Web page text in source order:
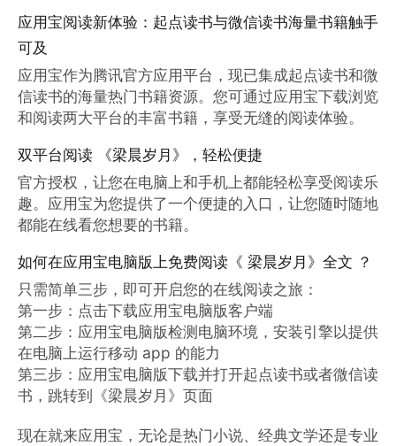
应用宝阅读新体验：起点读书与微信读书海量书籍触手
可及
应用宝作为腾讯官方应用平台，现已集成起点读书和微
信读书的海量热门书籍资源。您可通过应用宝下载浏览
和阅读两大平台的丰富书籍，享受无缝的阅读体验。
双平台阅读 《梁晨岁月》，轻松便捷
官方授权，让您在电脑上和手机上都能轻松享受阅读乐
趣。应用宝为您提供了一个便捷的入口，让您随时随地
都能在线看您想要的书籍。
如何在应用宝电脑版上免费阅读《 梁晨岁月》全文 ？
只需简单三步，即可开启您的在线阅读之旅：
第一步：点击下载应用宝电脑版客户端
第二步：应用宝电脑版检测电脑环境，安装引擎以提供
在电脑上运行移动 app 的能力
第三步：应用宝电脑版下载并打开起点读书或者微信读
书，跳转到《梁晨岁月》页面
现在就来应用宝，无论是热门小说、经典文学还是专业